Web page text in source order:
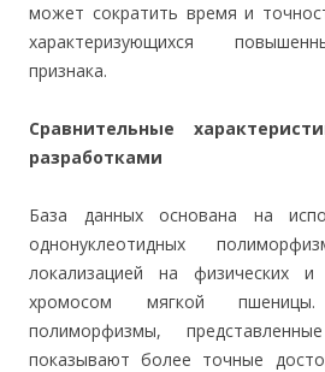
может сократить время и
характеризующихся
признака.
Сравнительные
разработками
База данных основана на
однонуклеотидных
локализацией на физических и
хромосом мягкой пшеницы.
полиморфизмы,
показывают более точные